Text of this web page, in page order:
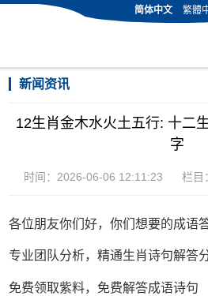
简体中文 繁體
新闻资讯
12生肖金木水火土五行: 十二
字
时间：2026-06-06 12:11:23 栏目：
各位朋友你们好，你们想要的成语
专业团队分析，精通生肖诗句解答
免费领取紫料，免费解答成语诗句